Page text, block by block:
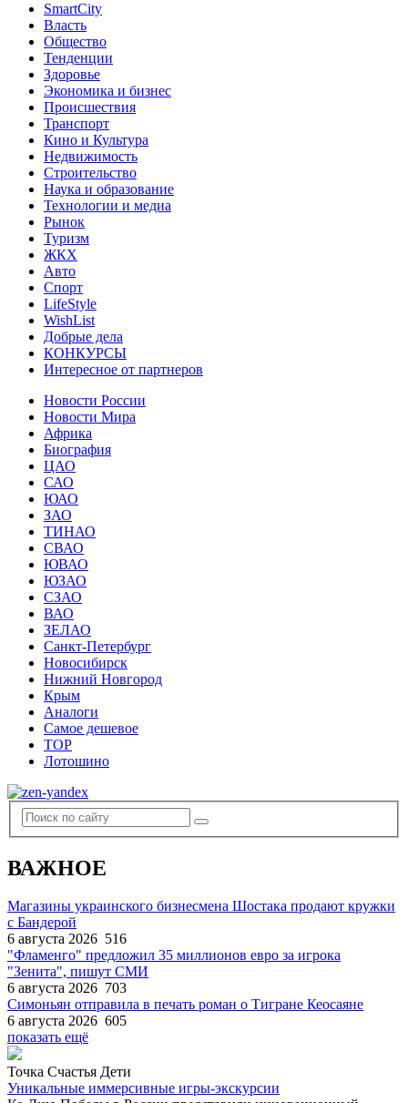
SmartCity
Власть
Общество
Тенденции
Здоровье
Экономика и бизнес
Происшествия
Транспорт
Кино и Культура
Недвижимость
Строительство
Наука и образование
Технологии и медиа
Рынок
Туризм
ЖКХ
Авто
Спорт
LifeStyle
WishList
Добрые дела
КОНКУРСЫ
Интересное от партнеров
Новости России
Новости Мира
Африка
Биография
ЦАО
САО
ЮАО
ЗАО
ТИНАО
СВАО
ЮВАО
ЮЗАО
СЗАО
ВАО
ЗЕЛАО
Санкт-Петербург
Новосибирск
Нижний Новгород
Крым
Аналоги
Самое дешевое
TOP
Лотошино
ВАЖНОЕ
Магазины украинского бизнесмена Шостака продают кружки
с Бандерой
6 августа 2026 516
"Фламенго" предложил 35 миллионов евро за игрока
"Зенита", пишут СМИ
6 августа 2026 703
Симоньян отправила в печать роман о Тигране Кеосаяне
6 августа 2026 605
показать ещё
Точка Счастья Дети
Уникальные иммерсивные игры-экскурсии